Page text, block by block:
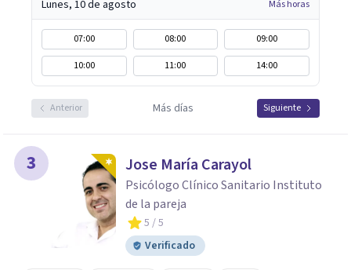
Lunes, 10 de agosto Más horas
07:00 08:00
09:00
10:00
11:00 14:00
Anterior Más días Siguiente
3 Jose María Carayol
Psicólogo Clínico Sanitario Instituto
de la pareja
5 / 5
Verificado